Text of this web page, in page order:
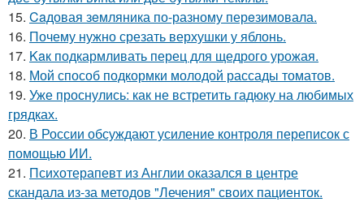
15. Caдовая зeмляника по-разному перeзимовала.
16. Почему нужно срезать верхушки у яблонь.
17. Kaк подкармливать перец для щедрого урожая.
18. Мой способ подкормки молодой рассады томатов.
19. Уже проснулись: как не встретить гадюку на любимых
грядках.
20. В России обсуждают усиление контроля переписок с
помощью ИИ.
21. Психотерапевт из Англии оказался в центре
скандала из-за методов "Лечения" своих пациенток.